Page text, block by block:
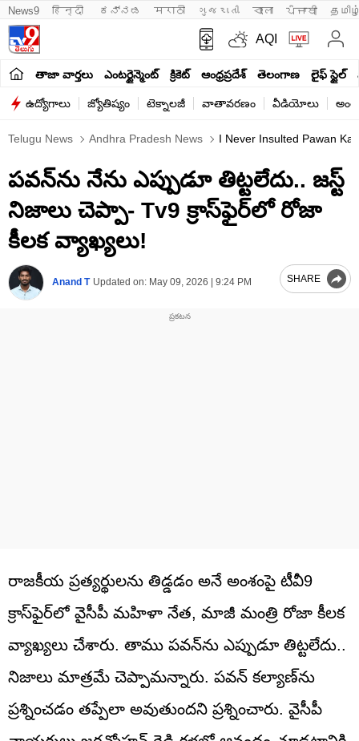
News9 हिन्दी ಕನ್ನಡ मराठी ગુજરાતી বাংলা ਪੰਜਾਬੀ
AQI
తాజా వార్తలు ఎంటర్టైన్మెంట్ క్రికెట్ ఆంధ్రప్రదేశ్ తెలంగాణ లైఫ్ స్టైల్
ఉద్యోగాలు జ్యోతిష్యం టెక్నాలజీ వాతావరణం వీడియోలు
Telugu News Andhra Pradesh News I Never Insulted Pawan
పవన్‌ను నేను ఎప్పుడూ తిట్టలేదు.. జస్ట్‌
నిజాలు చెప్పా- Tv9 క్రాస్‌ఫైర్‌లో రోజా
కీలక వ్యాఖ్యలు!
Anand T Updated on: May 09, 2026 | 9:24 PM SHARE
రాజకీయ ప్రత్యర్థులను తిడ్డడం అనే అంశంపై టీవీ9
క్రాస్‌ఫైర్‌లో వైసీపీ మహిళా నేత, మాజీ మంత్రి రోజా కీలక
వ్యాఖ్యలు చేశారు. తాము పవన్‌ను ఎప్పుడూ తిట్టలేదు..
నిజాలు మాత్రమే చెప్పామన్నారు. పవన్ కల్యాణ్‌ను
ప్రశ్నించడం తప్పేలా అవుతుందని ప్రశ్నించారు. వైసీపీ